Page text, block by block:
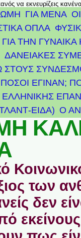
να εκνευρίζεις
ΓΙΑ ΜΕΝΑ
ΟΠΛΑ
ΓΙΑ ΤΗΝ ΓΥΝΑΙΚΑ
ΔΑΝΕΙΑΚΕΣ
ΣΤΟΥΣ
ΕΓΙΝΑΝ;
ΕΙΔΑ) Ο
των
δεν